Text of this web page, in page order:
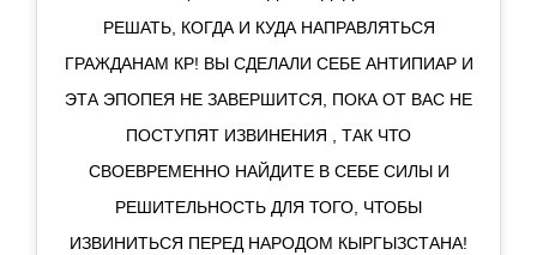
РЕШАТЬ, КОГДА И КУДА НАПРАВЛЯТЬСЯ
ГРАЖДАНАМ КР! ВЫ СДЕЛАЛИ СЕБЕ АНТИПИАР И
ЭТА ЭПОПЕЯ НЕ ЗАВЕРШИТСЯ, ПОКА ОТ ВАС НЕ
ПОСТУПЯТ ИЗВИНЕНИЯ , ТАК ЧТО
СВОЕВРЕМЕННО НАЙДИТЕ В СЕБЕ СИЛЫ И
РЕШИТЕЛЬНОСТЬ ДЛЯ ТОГО, ЧТОБЫ
ИЗВИНИТЬСЯ ПЕРЕД НАРОДОМ КЫРГЫЗСТАНА!